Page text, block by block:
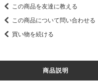
この商品を友達に教える
この商品について問い合わせる
買い物を続ける
商品説明